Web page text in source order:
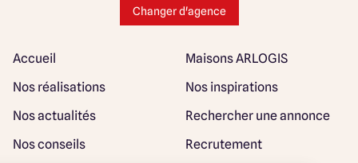
Changer d'agence
Accueil
Maisons ARLOGIS
Nos réalisations
Nos inspirations
Nos actualités
Rechercher une annonce
Nos conseils
Recrutement